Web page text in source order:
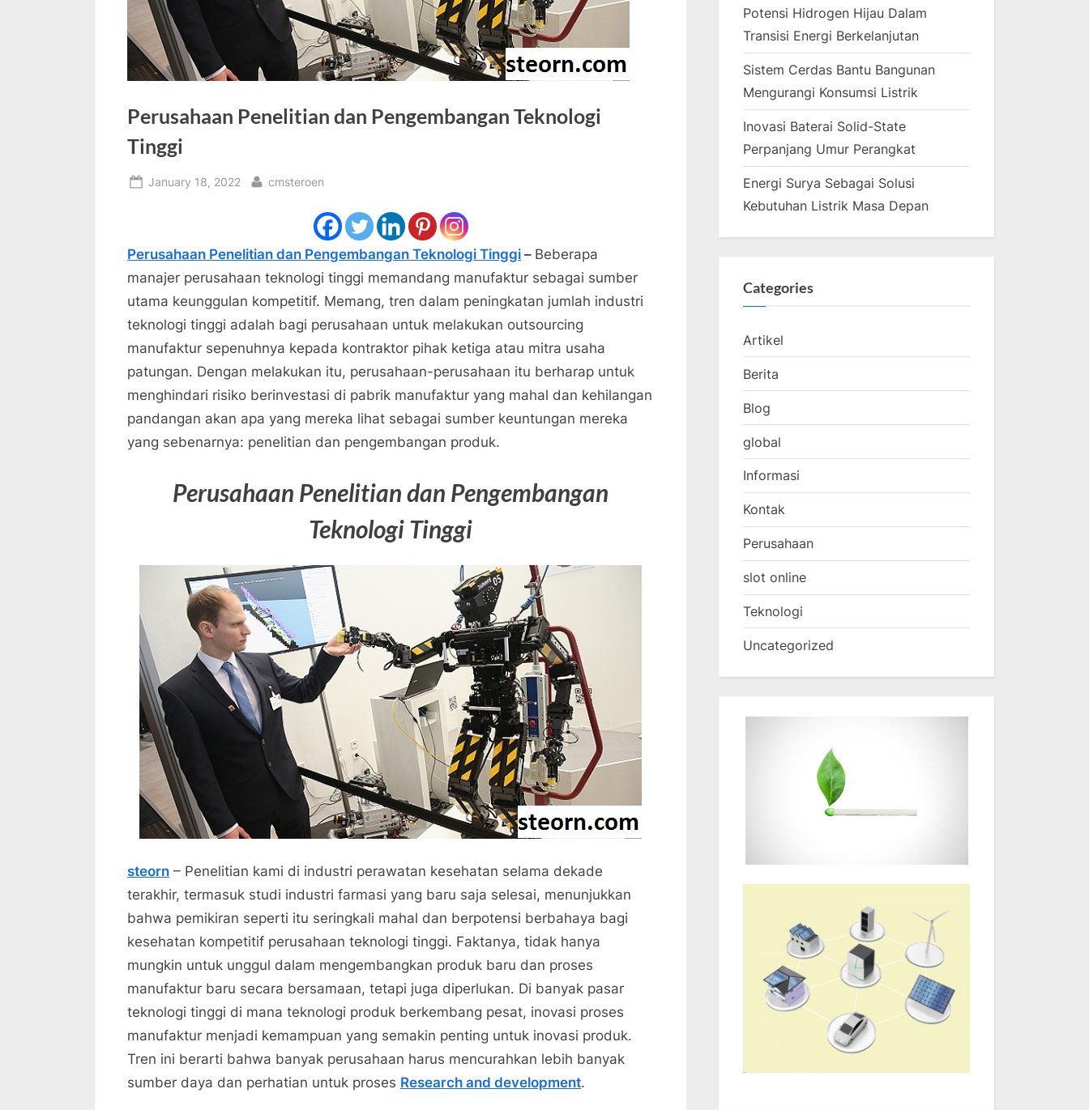
Perusahaan Penelitian dan Pengembangan Teknologi
Tinggi
Posted
January 18, 2022 By
cmsteroen
Perusahaan Penelitian dan Pengembangan Teknologi Tinggi – Beberapa
manajer perusahaan teknologi tinggi memandang manufaktur sebagai sumber
utama keunggulan kompetitif. Memang, tren dalam peningkatan jumlah industri
teknologi tinggi adalah bagi perusahaan untuk melakukan outsourcing
manufaktur sepenuhnya kepada kontraktor pihak ketiga atau mitra usaha
patungan. Dengan melakukan itu, perusahaan-perusahaan itu berharap untuk
menghindari risiko berinvestasi di pabrik manufaktur yang mahal dan kehilangan
pandangan akan apa yang mereka lihat sebagai sumber keuntungan mereka
yang sebenarnya: penelitian dan pengembangan produk.
Perusahaan Penelitian dan Pengembangan
Teknologi Tinggi
steorn – Penelitian kami di industri perawatan kesehatan selama dekade
terakhir, termasuk studi industri farmasi yang baru saja selesai, menunjukkan
bahwa pemikiran seperti itu seringkali mahal dan berpotensi berbahaya bagi
kesehatan kompetitif perusahaan teknologi tinggi. Faktanya, tidak hanya
mungkin untuk unggul dalam mengembangkan produk baru dan proses
manufaktur baru secara bersamaan, tetapi juga diperlukan. Di banyak pasar
teknologi tinggi di mana teknologi produk berkembang pesat, inovasi proses
manufaktur menjadi kemampuan yang semakin penting untuk inovasi produk.
Tren ini berarti bahwa banyak perusahaan harus mencurahkan lebih banyak
sumber daya dan perhatian untuk proses Research and development.
Potensi Hidrogen Hijau Dalam
Transisi Energi Berkelanjutan
Sistem Cerdas Bantu Bangunan
Mengurangi Konsumsi Listrik
Inovasi Baterai Solid-State
Perpanjang Umur Perangkat
Energi Surya Sebagai Solusi
Kebutuhan Listrik Masa Depan
Categories
Artikel
Berita
Blog
global
Informasi
Kontak
Perusahaan
slot online
Teknologi
Uncategorized